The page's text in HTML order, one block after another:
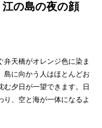
の島の夜の顔
弁天橋がオレンジ色に染ま
島に向かう人はほとんどお
む夕日が一望できます。日
、空と海が一体になるよ